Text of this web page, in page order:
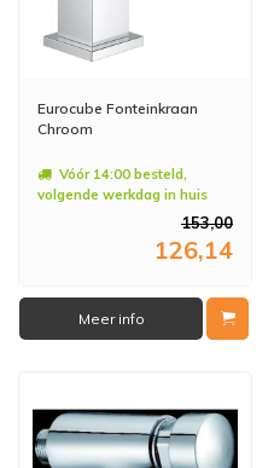
Eurocube Fonteinkraan
Chroom
Vóór 14:00 besteld,
volgende werkdag in huis
153,00
126,14
Meer info